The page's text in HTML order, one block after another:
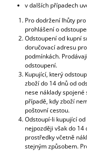
v dalších případech
Pro dodržení lhůty
prohlášení o
Odstoupení od kupní
doručovací adresu
podmínkách.
odstoupení.
Kupující, který
zboží do 14 dnů od
nese náklady
případě, kdy zboží
poštovní cestou.
Odstoupí-li kupující
nejpozději však do
prostředky včetně
stejným způsobem.